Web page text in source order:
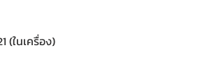
(ในเครื่อง)